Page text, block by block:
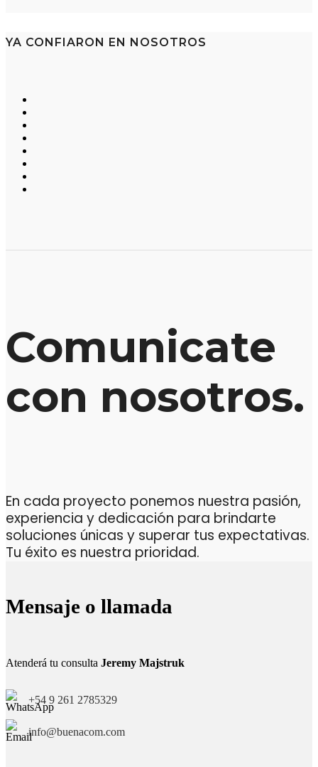
YA CONFIARON EN NOSOTROS
Comunicate
con nosotros.
En cada proyecto ponemos nuestra pasión,
experiencia y dedicación para brindarte
soluciones únicas y superar tus expectativas.
Tu éxito es nuestra prioridad.
Mensaje o llamada
Atenderá tu consulta Jeremy Majstruk
+54 9 261 2785329
info@buenacom.com